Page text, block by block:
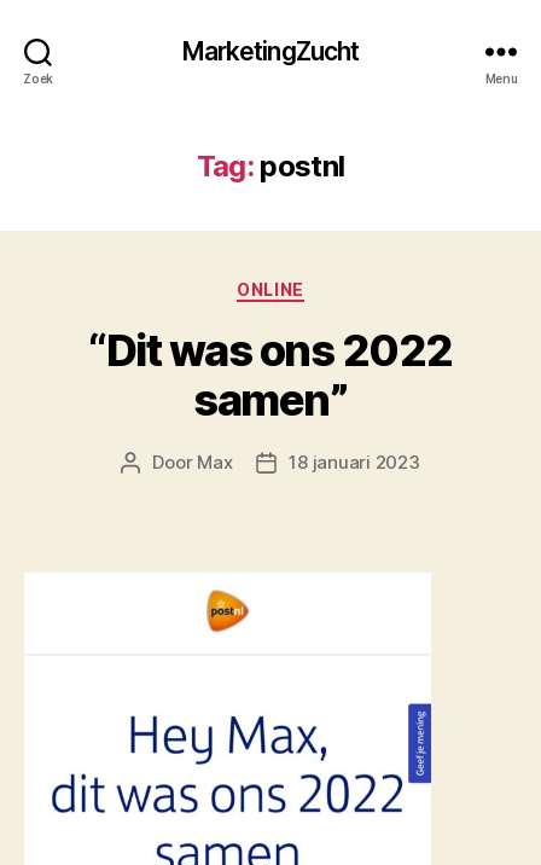
Zoek
MarketingZucht
Menu
Tag: postnl
Categorieën
ONLINE
“Dit was ons 2022
samen”
Berichtauteur
Door Max Berichtdatum
18 januari 2023